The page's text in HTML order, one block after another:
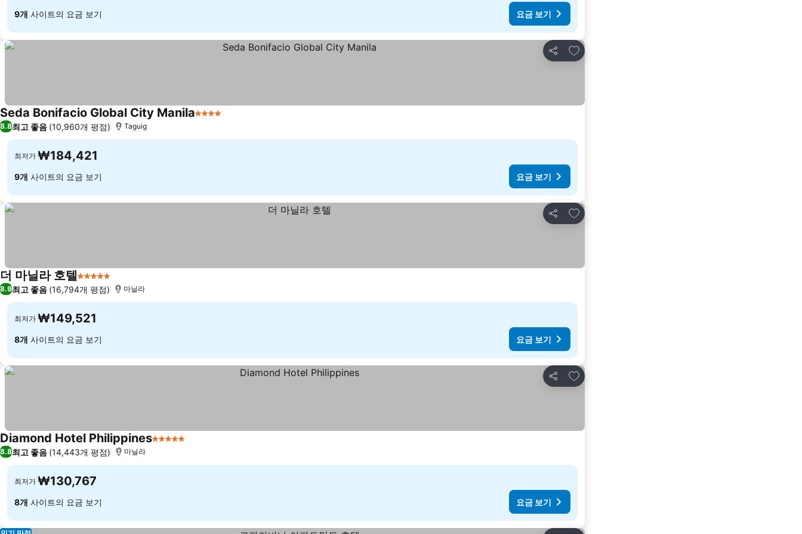
9개 사이트의 요금 보기 요금 보기
공유
즐겨찾기에 추가
Seda Bonifacio Global City Manila4 성급
8.8최고 좋음 (10,960개 평점) Taguig
최저가 ₩184,421
9개 사이트의 요금 보기 요금 보기
공유
즐겨찾기에 추가
더 마닐라 호텔5 성급
8.9최고 좋음 (16,794개 평점) 마닐라
최저가 ₩149,521
8개 사이트의 요금 보기 요금 보기
공유
즐겨찾기에 추가
Diamond Hotel Philippines5 성급
8.8최고 좋음 (14,443개 평점) 마닐라
최저가 ₩130,767
8개 사이트의 요금 보기 요금 보기